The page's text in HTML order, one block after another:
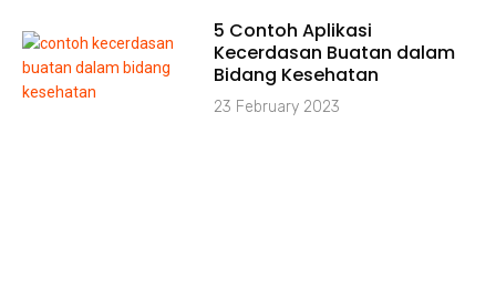
5 Contoh Aplikasi
Kecerdasan Buatan dalam
Bidang Kesehatan
23 February 2023